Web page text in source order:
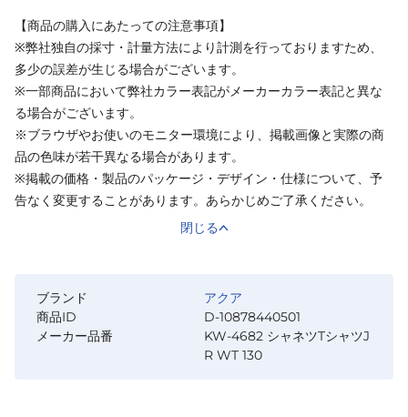
【商品の購入にあたっての注意事項】
※弊社独自の採寸・計量方法により計測を行っておりますため、
多少の誤差が生じる場合がございます。
※一部商品において弊社カラー表記がメーカーカラー表記と異な
る場合がございます。
※ブラウザやお使いのモニター環境により、掲載画像と実際の商
品の色味が若干異なる場合があります。
※掲載の価格・製品のパッケージ・デザイン・仕様について、予
告なく変更することがあります。あらかじめご了承ください。
閉じる
ブランド
アクア
商品ID
D-10878440501
メーカー品番
KW-4682 シャネツTシャツJ
R WT 130